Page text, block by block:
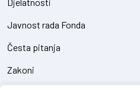
Djelatnosti
Javnost rada Fonda
Česta pitanja
Zakoni